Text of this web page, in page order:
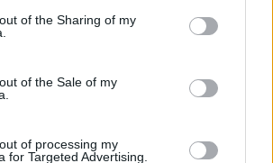
of the Sharing of my
of the Sale of my
of processing my
for Targeted Advertising.
může do poloviny srpna
kanál u Přelouče
července 2026 zahájení